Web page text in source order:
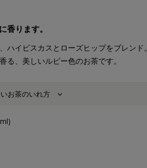
香ります。
ハイビスカスとローズヒップをブレンド。
る、美しいルビー色のお茶です。
お茶のいれ方